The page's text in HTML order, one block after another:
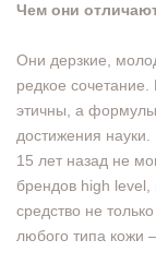
Чем они
Они дерзкие,
редкое
этичны, а
достижения
15 лет назад не
брендов high level,
средство не
любого типа кожи